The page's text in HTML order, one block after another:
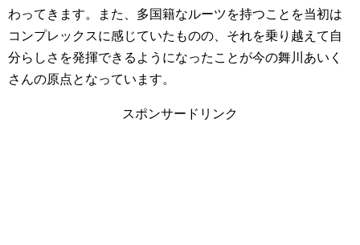
わってきます。また、多国籍なルーツを持つことを当初は
コンプレックスに感じていたものの、それを乗り越えて自
分らしさを発揮できるようになったことが今の舞川あいく
さんの原点となっています。
スポンサードリンク